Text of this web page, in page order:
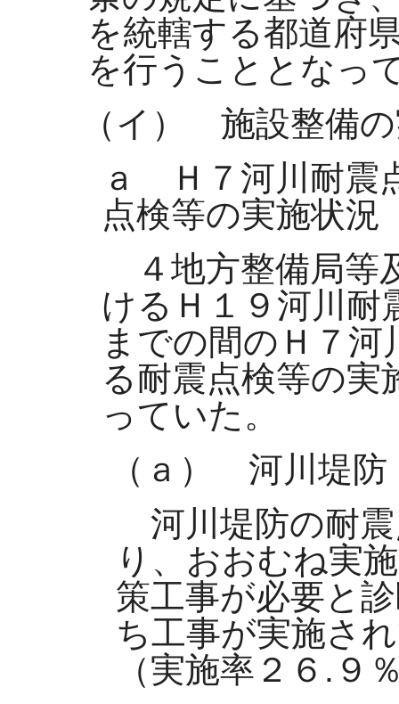
を統轄する都道府
を行うこととなっ
（イ） 施設整備
ａ Ｈ７河川耐震
点検等の実施状況
４地方整備局等
けるＨ１９河川耐
までの間のＨ７
る耐震点検等の実
っていた。
（ａ） 河川堤防
河川堤防の耐
り、おおむね実
策工事が必要と
ち工事が実施さ
（実施率２６.９